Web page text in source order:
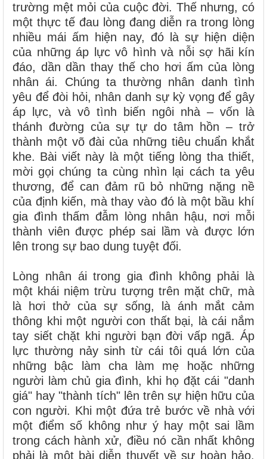
trường mệt mỏi của cuộc đời. Thế nhưng, có
một thực tế đau lòng đang diễn ra trong lòng
nhiều mái ấm hiện nay, đó là sự hiện diện
của những áp lực vô hình và nỗi sợ hãi kín
đáo, dần dần thay thế cho hơi ấm của lòng
nhân ái. Chúng ta thường nhân danh tình
yêu để đòi hỏi, nhân danh sự kỳ vọng để gây
áp lực, và vô tình biến ngôi nhà – vốn là
thánh đường của sự tự do tâm hồn – trở
thành một võ đài của những tiêu chuẩn khắt
khe. Bài viết này là một tiếng lòng tha thiết,
mời gọi chúng ta cùng nhìn lại cách ta yêu
thương, để can đảm rũ bỏ những nặng nề
của định kiến, mà thay vào đó là một bầu khí
gia đình thấm đẫm lòng nhân hậu, nơi mỗi
thành viên được phép sai lầm và được lớn
lên trong sự bao dung tuyệt đối.
Lòng nhân ái trong gia đình không phải là
một khái niệm trừu tượng trên mặt chữ, mà
là hơi thở của sự sống, là ánh mắt cảm
thông khi một người con thất bại, là cái nắm
tay siết chặt khi người bạn đời vấp ngã. Áp
lực thường nảy sinh từ cái tôi quá lớn của
những bậc làm cha làm mẹ hoặc những
người làm chủ gia đình, khi họ đặt cái "danh
giá" hay "thành tích" lên trên sự hiện hữu của
con người. Khi một đứa trẻ bước về nhà với
một điểm số không như ý hay một sai lầm
trong cách hành xử, điều nó cần nhất không
phải là một bài diễn thuyết về sự hoàn hảo,